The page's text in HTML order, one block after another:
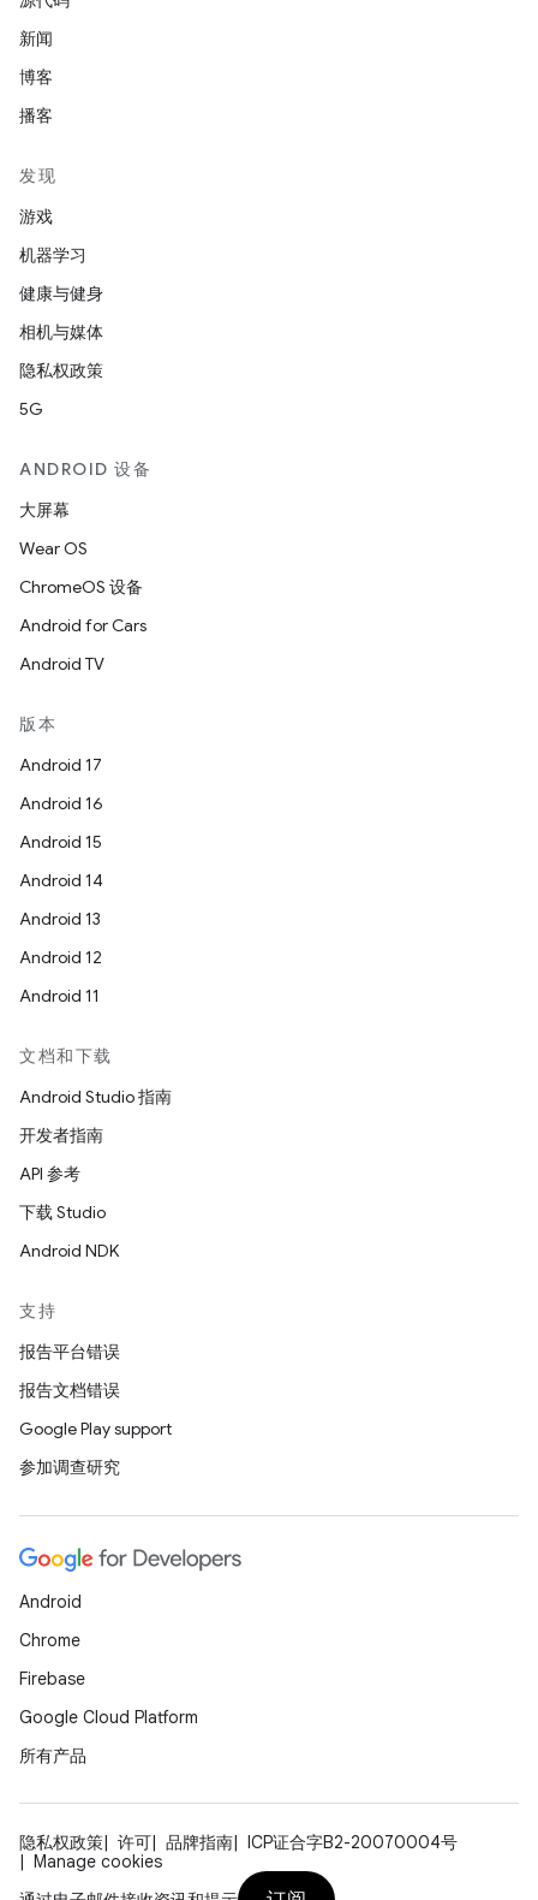
新闻
博客
播客
发现
游戏
机器学习
健康与健身
相机与媒体
隐私权政策
5G
ANDROID 设备
大屏幕
Wear OS
ChromeOS 设备
Android for Cars
Android TV
版本
Android 17
Android 16
Android 15
Android 14
Android 13
Android 12
Android 11
文档和下载
Android Studio 指南
开发者指南
API 参考
下载 Studio
Android NDK
支持
报告平台错误
报告文档错误
Google Play support
参加调查研究
Android
Chrome
Firebase
Google Cloud Platform
所有产品
隐私权政策 许可 品牌指南
ICP证合字B2-20070004号
Manage cookies